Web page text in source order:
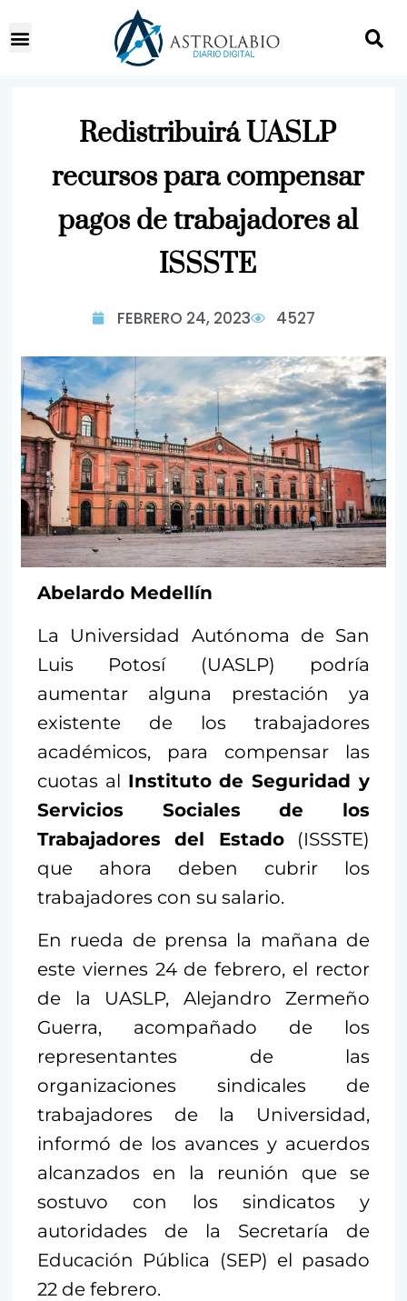
Redistribuirá UASLP
recursos para compensar
pagos de trabajadores al
ISSSTE
FEBRERO 24, 2023 4527
Abelardo Medellín
La Universidad Autónoma de San
Luis Potosí (UASLP) podría
aumentar alguna prestación ya
existente de los trabajadores
académicos, para compensar las
cuotas al Instituto de Seguridad y
Servicios Sociales de los
Trabajadores del Estado(ISSSTE)
que ahora deben cubrir los
trabajadores con su salario.
En rueda de prensa la mañana de
este viernes 24 de febrero, el rector
de la UASLP, Alejandro Zermeño
Guerra, acompañado de los
representantes de las
organizaciones sindicales de
trabajadores de la Universidad,
informó de los avances y acuerdos
alcanzados en la reunión que se
sostuvo con los sindicatos y
autoridades de la Secretaría de
Educación Pública (SEP) el pasado
22 de febrero.